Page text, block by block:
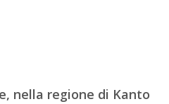
nella regione di Kanto